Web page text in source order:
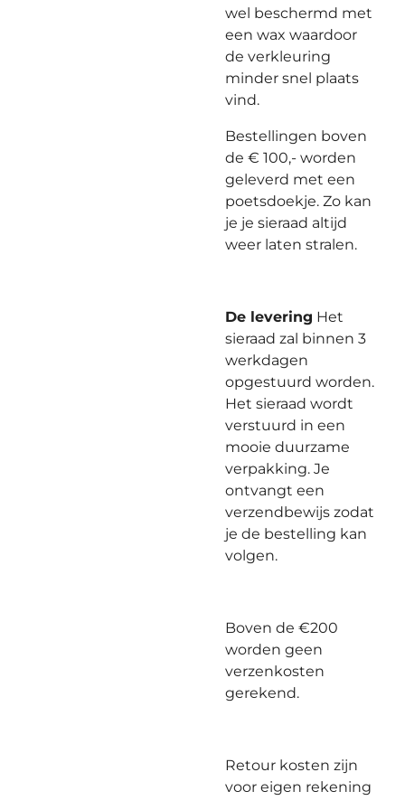
wel beschermd met
een wax waardoor
de verkleuring
minder snel plaats
vind.
Bestellingen boven
de € 100,- worden
geleverd met een
poetsdoekje. Zo kan
je je sieraad altijd
weer laten stralen.
De levering Het
sieraad zal binnen 3
werkdagen
opgestuurd worden.
Het sieraad wordt
verstuurd in een
mooie duurzame
verpakking. Je
ontvangt een
verzendbewijs zodat
je de bestelling kan
volgen.
Boven de €200
worden geen
verzenkosten
gerekend.
Retour kosten zijn
voor eigen rekening